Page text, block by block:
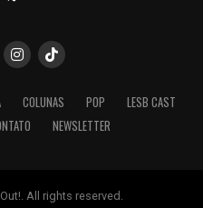
COLUNAS POP
LESB CAST
NEWSLETTER
All rights reserved.